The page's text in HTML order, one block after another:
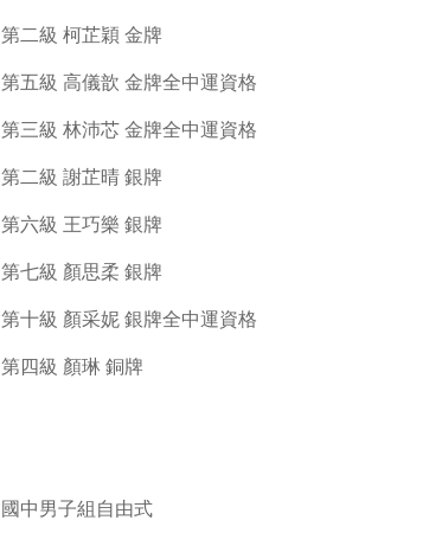
第二級 柯芷穎 金牌
第五級 高儀歆 金牌全中運資格
第三級 林沛芯 金牌全中運資格
第二級 謝芷晴 銀牌
第六級 王巧樂 銀牌
第七級 顏思柔 銀牌
第十級 顏采妮 銀牌全中運資格
第四級 顏琳 銅牌
國中男子組自由式